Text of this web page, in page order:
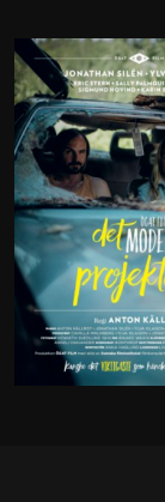
Maja Kekonius